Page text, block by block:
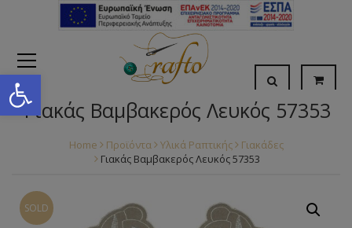
Open toolbar
Γιακάς Βαμβακερός Λευκός 57353
Home Προϊόντα Υλικά Ραπτικής
Γιακάδες
Γιακάς Βαμβακερός Λευκός 57353
SOLD